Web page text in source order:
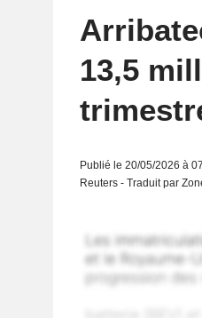
13,5
Publié le 20/05/2026 à
Reuters - Traduit par